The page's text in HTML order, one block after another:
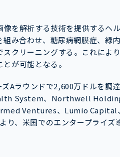
を解析する技術を提供するヘ
み合わせ、糖尿病網膜症、緑
クリーニングする。これによ
が可能となる。
ズAラウンドで2,600万ドルを
System、Northwell
Ventures、Lumio
り、米国でのエンタープライズ